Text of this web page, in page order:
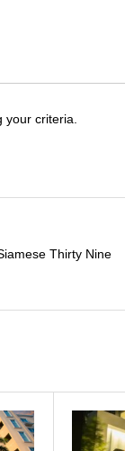
criteria.
Thirty Nine